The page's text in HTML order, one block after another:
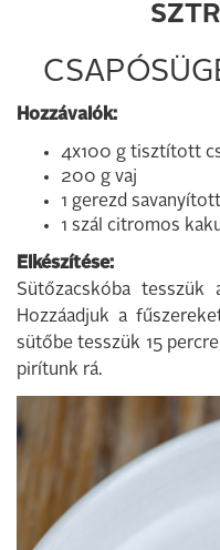
Hozzávalók:
4x100 g tisztított
200 g vaj
1 gerezd
1 szál citromos
Elkészítése:
Sütőzacskóba
Hozzáadjuk a
sütőbe tesszük 15
pirítunk rá.